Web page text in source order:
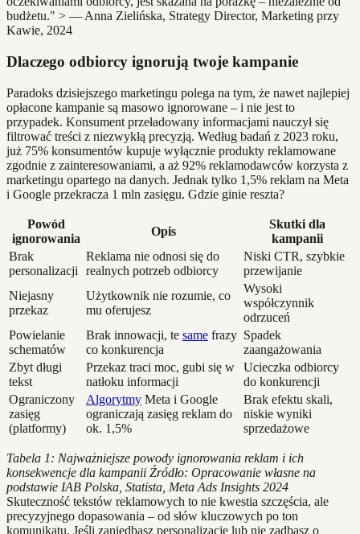
budżetu." > — Anna Zielińska, Strategy Director, Marketing przy
Kawie, 2024
Dlaczego odbiorcy ignorują twoje kampanie
Paradoks dzisiejszego marketingu polega na tym, że nawet najlepiej
opłacone kampanie są masowo ignorowane – i nie jest to
przypadek. Konsument przeładowany informacjami nauczył się
filtrować treści z niezwykłą precyzją. Według badań z 2023 roku,
już 75% konsumentów kupuje wyłącznie produkty reklamowane
zgodnie z zainteresowaniami, a aż 92% reklamodawców korzysta z
marketingu opartego na danych. Jednak tylko 1,5% reklam na Meta
i Google przekracza 1 mln zasięgu. Gdzie ginie reszta?
Powód
ignorowania
Opis
Skutki dla
kampanii
Brak
personalizacji
Reklama nie odnosi się do
realnych potrzeb odbiorcy
Niski CTR, szybkie
przewijanie
Niejasny
przekaz
Użytkownik nie rozumie, co
mu oferujesz
Wysoki
współczynnik
odrzuceń
Powielanie
schematów
Brak innowacji, te same frazy
co konkurencja
Spadek
zaangażowania
Zbyt długi
tekst
Przekaz traci moc, gubi się w
natłoku informacji
Ucieczka odbiorcy
do konkurencji
Ograniczony
zasięg
(platformy)
Algorytmy Meta i Google
ograniczają zasięg reklam do
ok. 1,5%
Brak efektu skali,
niskie wyniki
sprzedażowe
Tabela 1: Najważniejsze powody ignorowania reklam i ich
konsekwencje dla kampanii Źródło: Opracowanie własne na
podstawie IAB Polska, Statista, Meta Ads Insights 2024
Skuteczność tekstów reklamowych to nie kwestia szczęścia, ale
precyzyjnego dopasowania – od słów kluczowych po ton
komunikatu. Jeśli zaniedbasz personalizację lub nie zadbasz o